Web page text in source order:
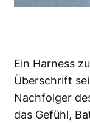
Ein Harness
Überschrift
Nachfolger
das Gefühl,